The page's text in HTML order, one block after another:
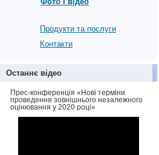
Продукти та послуги
Контакти
Останнє відео
Прес-конференція «Нові терміни
проведення зовнішнього незалежного
оцінювання у 2020 році»